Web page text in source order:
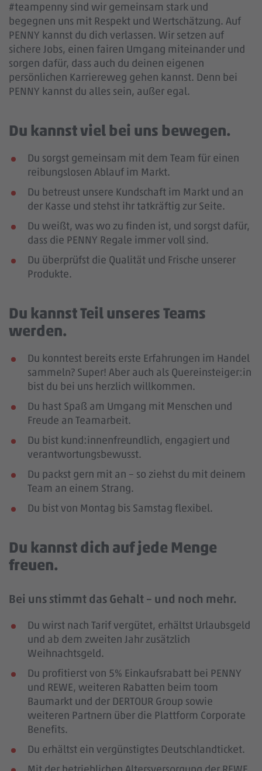
#teampenny sind wir gemeinsam stark und
begegnen uns mit Respekt und Wertschätzung. Auf
PENNY kannst du dich verlassen. Wir setzen auf
sichere Jobs, einen fairen Umgang miteinander und
sorgen dafür, dass auch du deinen eigenen
persönlichen Karriereweg gehen kannst. Denn bei
PENNY kannst du alles sein, außer egal.
Du kannst viel bei uns bewegen.
Du sorgst gemeinsam mit dem Team für einen
reibungslosen Ablauf im Markt.
Du betreust unsere Kundschaft im Markt und an
der Kasse und stehst ihr tatkräftig zur Seite.
Du weißt, was wo zu finden ist, und sorgst dafür,
dass die PENNY Regale immer voll sind.
Du überprüfst die Qualität und Frische unserer
Produkte.
Du kannst Teil unseres Teams
werden.
Du konntest bereits erste Erfahrungen im Handel
sammeln? Super! Aber auch als Quereinsteiger:in
bist du bei uns herzlich willkommen.
Du hast Spaß am Umgang mit Menschen und
Freude an Teamarbeit.
Du bist kund:innenfreundlich, engagiert und
verantwortungsbewusst.
Du packst gern mit an – so ziehst du mit deinem
Team an einem Strang.
Du bist von Montag bis Samstag flexibel.
Du kannst dich auf jede Menge
freuen.
Bei uns stimmt das Gehalt – und noch mehr.
Du wirst nach Tarif vergütet, erhältst Urlaubsgeld
und ab dem zweiten Jahr zusätzlich
Weihnachtsgeld.
Du profitierst von 5% Einkaufsrabatt bei PENNY
und REWE, weiteren Rabatten beim toom
Baumarkt und der DERTOUR Group sowie
weiteren Partnern über die Plattform Corporate
Benefits.
Du erhältst ein vergünstigtes Deutschlandticket.